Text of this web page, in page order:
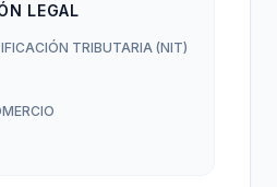
LEGAL
TRIBUTARIA (NIT)